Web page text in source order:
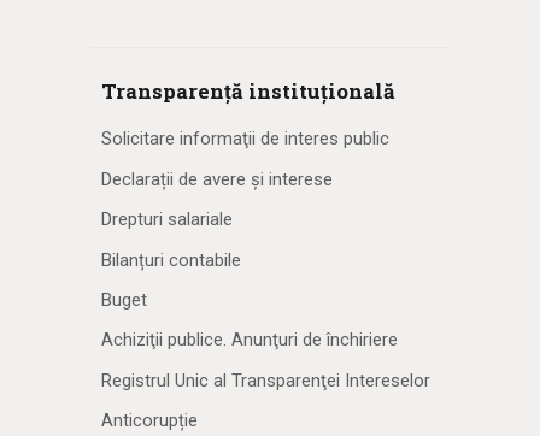
Transparență instituțională
Solicitare informaţii de interes public
Declarații de avere și interese
Drepturi salariale
Bilanțuri contabile
Buget
Achiziţii publice. Anunţuri de închiriere
Registrul Unic al Transparenţei Intereselor
Anticorupție